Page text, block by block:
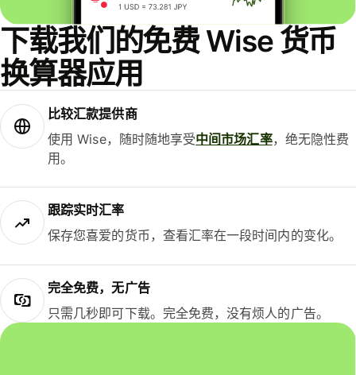
下载我们的免费 Wise 货币
换算器应用
比较汇款提供商
使用 Wise，随时随地享受中间市场汇率，绝无隐性费
用。
跟踪实时汇率
保存您喜爱的货币，查看汇率在一段时间内的变化。
完全免费，无广告
只需几秒即可下载。完全免费，没有烦人的广告。